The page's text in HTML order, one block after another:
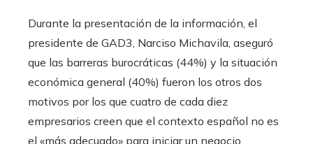
Durante la presentación de la información, el
presidente de GAD3, Narciso Michavila, aseguró
que las barreras burocráticas (44%) y la situación
económica general (40%) fueron los otros dos
motivos por los que cuatro de cada diez
empresarios creen que el contexto español no es
el «más adecuado» para iniciar un negocio.